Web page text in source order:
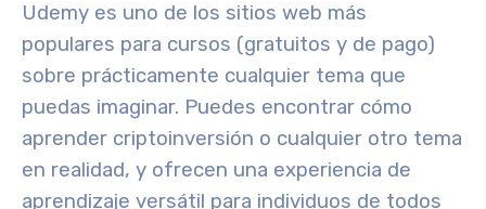
Udemy es uno de los sitios web más
populares para cursos (gratuitos y de pago)
sobre prácticamente cualquier tema que
puedas imaginar. Puedes encontrar cómo
aprender criptoinversión o cualquier otro tema
en realidad, y ofrecen una experiencia de
aprendizaje versátil para individuos de todos